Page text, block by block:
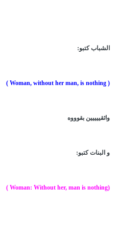
الشباب كتبو:
( Woman, without her man, is nothing )
واثقييييين بقوووه
و البنات كتبو: